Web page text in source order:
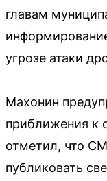
главам
угрозе атаки
Махонин
приближения к
отметил, что
публиковать